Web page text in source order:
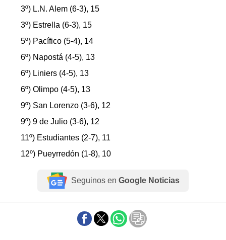
3º) L.N. Alem (6-3), 15
3º) Estrella (6-3), 15
5º) Pacífico (5-4), 14
6º) Napostá (4-5), 13
6º) Liniers (4-5), 13
6º) Olimpo (4-5), 13
9º) San Lorenzo (3-6), 12
9º) 9 de Julio (3-6), 12
11º) Estudiantes (2-7), 11
12º) Pueyrredón (1-8), 10
Seguinos en Google Noticias